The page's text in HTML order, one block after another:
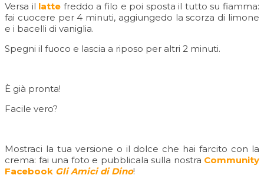
Versa il latte freddo a filo e poi sposta il tutto su fiamma:
fai cuocere per 4 minuti, aggiungedo la scorza di limone
e i bacelli di vaniglia.
Spegni il fuoco e lascia a riposo per altri 2 minuti.
È già pronta!
Facile vero?
Mostraci la tua versione o il dolce che hai farcito con la
crema: fai una foto e pubblicala sulla nostra Community
Facebook Gli Amici di Dino!